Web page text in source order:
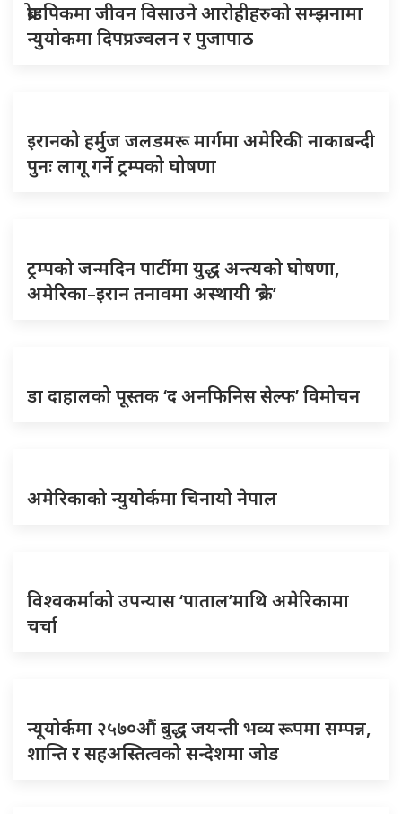
ब्रोडपिकमा जीवन विसाउने आरोहीहरुको सम्झनामा
न्युयोकमा दिपप्रज्वलन र पुजापाठ
इरानको हर्मुज जलडमरू मार्गमा अमेरिकी नाकाबन्दी
पुनः लागू गर्ने ट्रम्पको घोषणा
ट्रम्पको जन्मदिन पार्टीमा युद्ध अन्त्यको घोषणा,
अमेरिका–इरान तनावमा अस्थायी ‘ब्रेक’
डा दाहालको पूस्तक ‘द अनफिनिस सेल्फ’ विमोचन
अमेरिकाको न्युयोर्कमा चिनायो नेपाल
विश्वकर्माको उपन्यास ‘पाताल’माथि अमेरिकामा
चर्चा
न्यूयोर्कमा २५७०औं बुद्ध जयन्ती भव्य रूपमा सम्पन्न,
शान्ति र सहअस्तित्वको सन्देशमा जोड